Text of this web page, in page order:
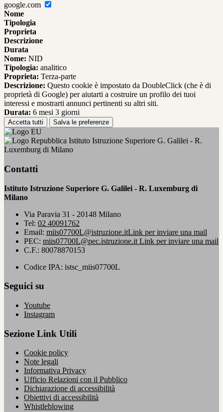
google.com
Nome
Tipologia
Proprieta
Descrizione
Durata
Nome: NID
Tipologia: analitico
Proprieta: Terza-parte
Descrizione: Questo cookie è impostato da DoubleClick (che è di
proprietà di Google) per aiutarti a costruire un profilo dei tuoi
interessi e mostrarti annunci pertinenti su altri siti.
Durata: 6 mesi 3 giorni
Accetta tutti Salva le preferenze
Istituto Istruzione Superiore G. Galilei - R.
Luxemburg di Milano
Contatti
Istituto Istruzione Superiore G. Galilei - R. Luxemburg di
Milano
Via Paravia 31 - 20148 Milano
Tel: 02 40091762
Email: miis07700L@istruzione.itLink per inviare una mail
PEC: miis07700L@pec.istruzione.it Link per inviare una mail
C.F.: 80078870153
Codice IPA: istsc_miis07700L
Seguici su
Youtube
Instagram
Sezione Link Utili
Cookie policy
Note legali
Informativa Privacy
Ufficio Relazioni con il Pubblico
Dichiarazione di accessibilità
Obiettivi di accessibilità
Whistleblowing